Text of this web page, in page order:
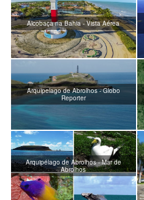
Alcobaça na Bahia - Vista Aérea
Arquipelago de Abrolhos - Globo
Reporter
Arquipélago de Abrolhos - Mar de
Abrolhos